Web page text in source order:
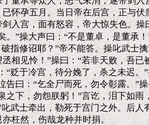
怀孕五月。当日帝在后宫，正与
入宫，面有怒容，帝大惊失色。操
。”操大声曰：“不是董卓，是董承
指修诏耶？”帝不能答。操叱武士
相见怜！”操曰：“若非天败，吾已
“贬于冷宫，待分娩了，杀之未迟。
告曰：“乞全尸而死，勿令彰露。”
之下，勿怨朕躬！”言讫，泪下如雨
武士牵出，勒死于宫门之外。后人
，伤哉龙种并时捐。